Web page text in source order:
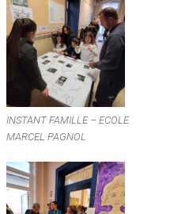
INSTANT FAMILLE – ECOLE
MARCEL PAGNOL